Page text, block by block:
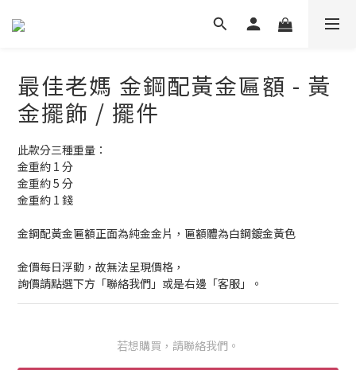
最佳老媽 金鋼配黃金匾額 - 黃
金擺飾 / 擺件
此款分三種重量：
金重約 1 分
金重約 5 分
金重約 1 錢
金鋼配黃金匾額正面為純金金片，匾額體為白鋼鍍金黃色
金價每日浮動，故無法呈現價格，
詢價請點選下方「聯絡我們」或是右邊「客服」。
若想購買，請聯絡我們。